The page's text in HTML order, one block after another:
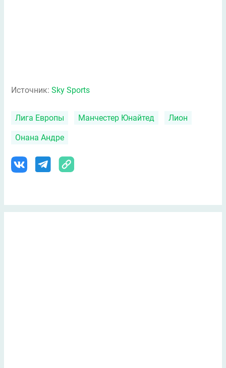
Источник: Sky Sports
Лига Европы Манчестер Юнайтед Лион
Онана Андре